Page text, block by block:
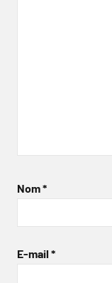
Nom*
E-mail *